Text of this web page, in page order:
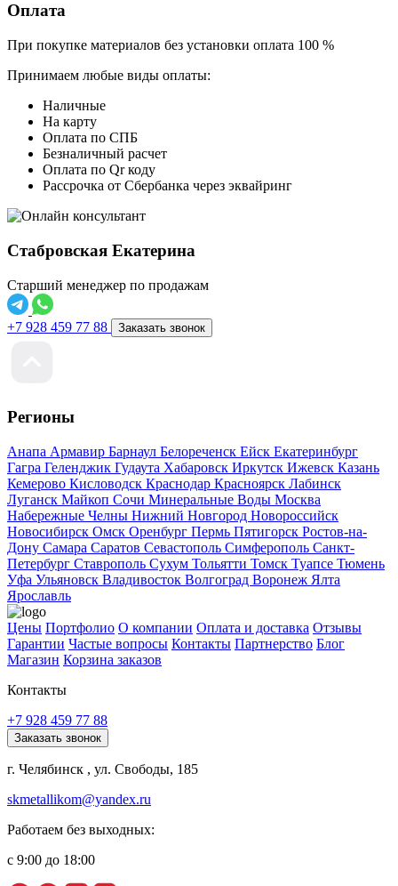
Оплата
При покупке материалов без установки оплата 100 %
Принимаем любые виды оплаты:
Наличные
На карту
Оплата по СПБ
Безналичный расчет
Оплата по Qr коду
Рассрочка от Сбербанка через эквайринг
Стабровская Екатерина
Старший менеджер по продажам
+7 928 459 77 88 Заказать звонок
Регионы
Анапа Армавир Барнаул Белореченск Ейск Екатеринбург
Гагра Геленджик Гудаута Хабаровск Иркутск Ижевск Казань
Кемерово Кисловодск Краснодар Красноярск Лабинск
Луганск Майкоп Сочи Минеральные Воды Москва
Набережные Челны Нижний Новгород Новороссийск
Новосибирск Омск Оренбург Пермь Пятигорск Ростов-на-
Дону Самара Саратов Севастополь Симферополь Санкт-
Петербург Ставрополь Сухум Тольятти Томск Туапсе Тюмень
Уфа Ульяновск Владивосток Волгоград Воронеж Ялта
Ярославль
Цены Портфолио О компании Оплата и доставка Отзывы
Гарантии Частые вопросы Контакты Партнерство Блог
Магазин Корзина заказов
Контакты
+7 928 459 77 88
Заказать звонок
г. Челябинск , ул. Свободы, 185
skmetallikom@yandex.ru
Работаем без выходных:
с 9:00 до 18:00